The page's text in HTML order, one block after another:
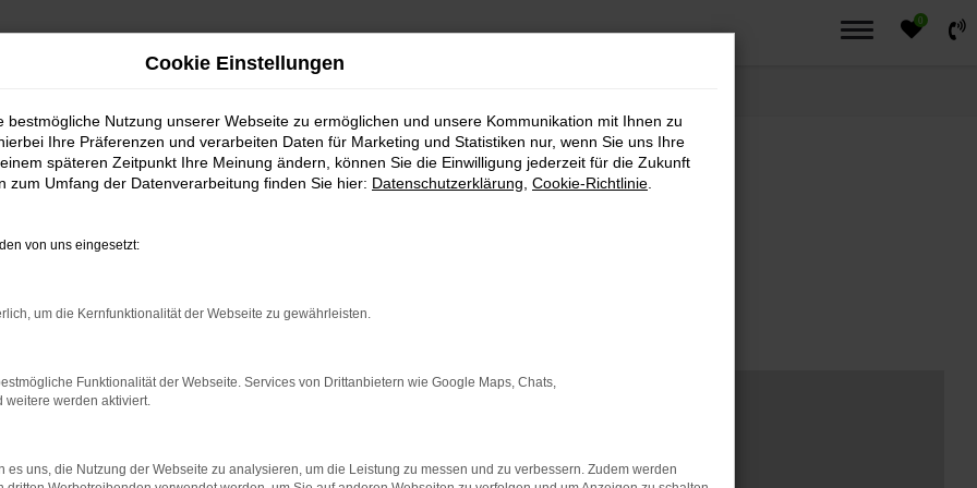
0
Cookie Einstellungen
bestmögliche Nutzung unserer Webseite zu ermöglichen und unsere Kommunikation mit Ihnen zu
Ihre Präferenzen und verarbeiten Daten für Marketing und Statistiken nur, wenn Sie uns Ihre
späteren Zeitpunkt Ihre Meinung ändern, können Sie die Einwilligung jederzeit für die Zukunft
zum Umfang der Datenverarbeitung finden Sie hier: Datenschutzerklärung Cookie-Richtlinie
von uns eingesetzt:
um die Kernfunktionalität der Webseite zu gewährleisten.
Funktionalität der Webseite. Services von Drittanbietern wie Google Maps, Chats,
weitere werden aktiviert.
es uns, die Nutzung der Webseite zu analysieren, um die Leistung zu messen und zu verbessern. Zudem werden